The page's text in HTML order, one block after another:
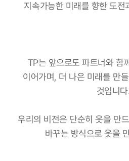
지속가능한 미래를 향한 도전
TP는 앞으로도 파트너와 함
이어가며, 더 나은 미래를 만
것입니
우리의 비전은 단순히 옷을 만
바꾸는 방식으로 옷을